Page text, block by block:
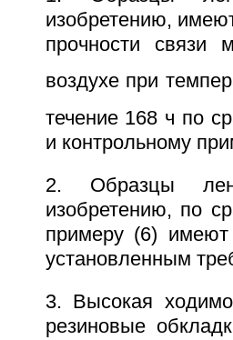
изобретению,
прочности связи
воздухе при
течение 168 ч по
и контрольному
2. Образцы
изобретению, по
примеру (6) имеют
установленным
3. Высокая
резиновые